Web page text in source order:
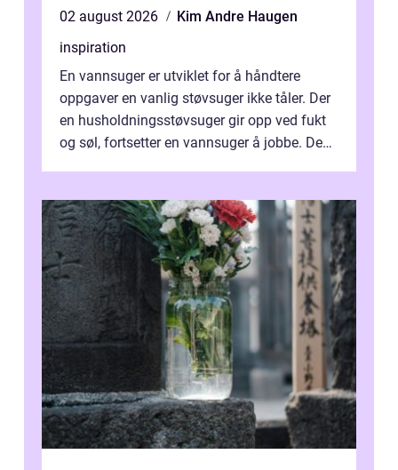
02 august 2026
Kim Andre Haugen
inspiration
En vannsuger er utviklet for å håndtere
oppgaver en vanlig støvsuger ikke tåler. Der
en husholdningsstøvsuger gir opp ved fukt
og søl, fortsetter en vannsuger å jobbe. Den